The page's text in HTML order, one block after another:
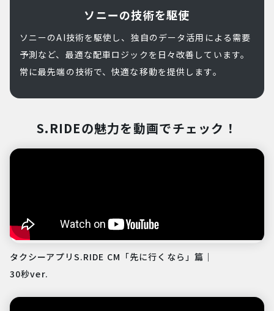
ソニーの技術を駆使
ソニーのAI技術を駆使し、独自のデータ活用による需要
予測など、最適な配車ロジックを日々改善しています。
常に最先端の技術で、快適な移動を提供します。
S.RIDEの魅力を動画でチェック！
タクシーアプリS.RIDE CM「先に行くなら」篇｜
30秒ver.